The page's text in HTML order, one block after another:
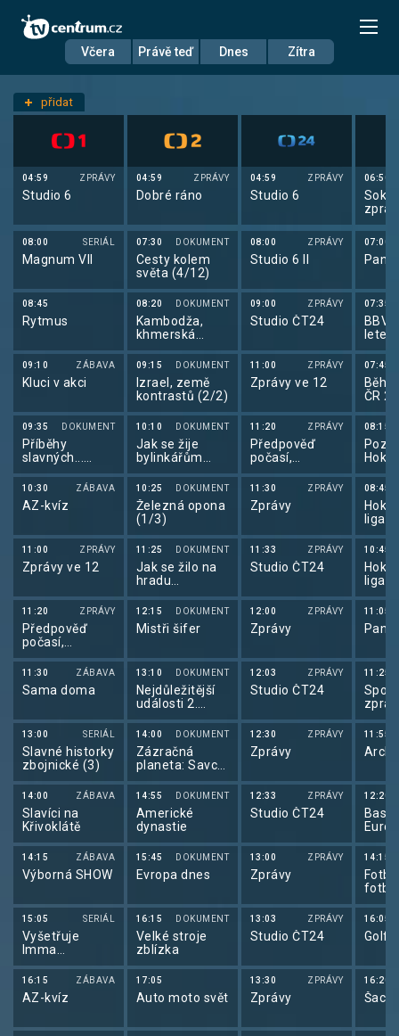
Včera Právě teď Dnes Zítra
Datum
Nastavení stanic
přidat
04:59 ZPRÁVY
Studio 6
08:00 SERIÁL
Magnum VII
08:45
Rytmus
09:10 ZÁBAVA
Kluci v akci
09:35 DOKUMENT
Příběhy
slavných...
Josef Vinklář
10:30 ZÁBAVA
AZ-kvíz
11:00 ZPRÁVY
Zprávy ve 12
11:20 ZPRÁVY
Předpověď
počasí,
Sportovní
zprávy,
Události v
regionech plus
11:30 ZÁBAVA
Sama doma
13:00 SERIÁL
Slavné historky
zbojnické (3)
14:00 ZÁBAVA
Slavíci na
Křivoklátě
14:15 ZÁBAVA
Výborná SHOW
15:05 SERIÁL
Vyšetřuje
Imma
Tataranni
16:15 ZÁBAVA
AZ-kvíz
04:59 ZPRÁVY
Dobré ráno
07:30 DOKUMENT
Cesty kolem
světa (4/12)
08:20 DOKUMENT
Kambodža,
khmerská
magie
09:15 DOKUMENT
Izrael, země
kontrastů (2/2)
10:10 DOKUMENT
Jak se žije
bylinkářům
podle Marie
Šandové
10:25 DOKUMENT
Železná opona
(1/3)
11:25 DOKUMENT
Jak se žilo na
hradu
Münzenberg v
roce 1218
12:15 DOKUMENT
Mistři šifer
13:10 DOKUMENT
Nejdůležitější
události 2.
světové války v
barvě II
14:00 DOKUMENT
Zázračná
planeta: Savci
(6/6)
14:55 DOKUMENT
Americké
dynastie
15:45 DOKUMENT
Evropa dnes
16:15 DOKUMENT
Velké stroje
zblízka
17:05
Auto moto svět
04:59 ZPRÁVY
Studio 6
08:00 ZPRÁVY
Studio 6 II
09:00 ZPRÁVY
Studio ČT24
11:00 ZPRÁVY
Zprávy ve 12
11:20 ZPRÁVY
Předpověď
počasí,
sportovní
zprávy
11:30 ZPRÁVY
Zprávy
11:33 ZPRÁVY
Studio ČT24
12:00 ZPRÁVY
Zprávy
12:03 ZPRÁVY
Studio ČT24
12:30 ZPRÁVY
Zprávy
12:33 ZPRÁVY
Studio ČT24
13:00 ZPRÁVY
Zprávy
13:03 ZPRÁVY
Studio ČT24
13:30 ZPRÁVY
Zprávy
06:50
07:00
07:35
BBV
07:45
Běh:
ČR
08:15
08:45
liga
10:45
liga
11:05
11:25
11:55
12:20
14:15
2025
16:05
Golf:
16:20